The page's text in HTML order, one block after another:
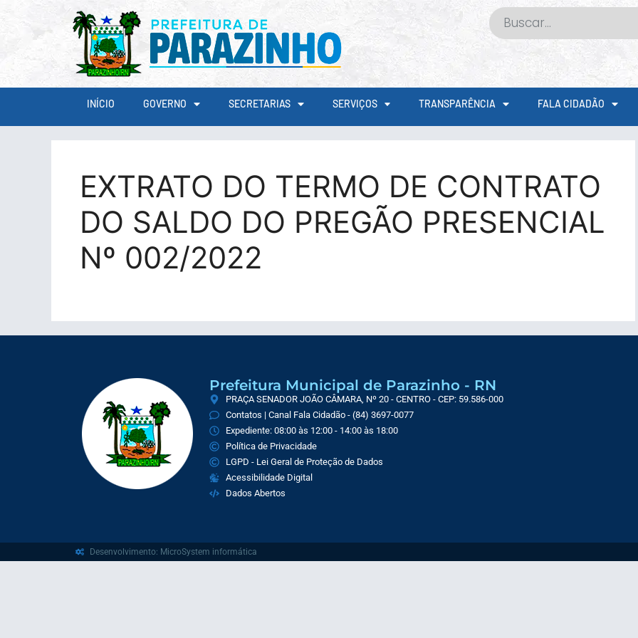
INÍCIO GOVERNO SECRETARIAS SERVIÇOS TRANSPARÊNCIA FALA CIDADÃO
EXTRATO DO TERMO DE CONTRATO
DO SALDO DO PREGÃO PRESENCIAL
Nº 002/2022
Prefeitura Municipal de Parazinho - RN
PRAÇA SENADOR JOÃO CÂMARA, Nº 20 - CENTRO - CEP: 59.586-000
Contatos | Canal Fala Cidadão - (84) 3697-0077
Expediente: 08:00 às 12:00 - 14:00 às 18:00
Política de Privacidade
LGPD - Lei Geral de Proteção de Dados
Acessibilidade Digital
Dados Abertos
Desenvolvimento: MicroSystem informática